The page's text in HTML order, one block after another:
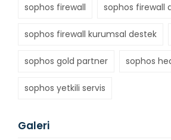
sophos firewall sophos firewall
sophos firewall kurumsal destek
sophos gold partner sophos
sophos yetkili servis
Galeri